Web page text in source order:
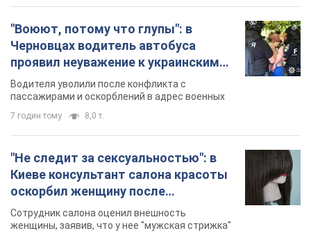
"Воюют, потому что глупы": в
Черновцах водитель автобуса
проявил неуважение к украинским
военным и поплатился за это.
Видео
Водителя уволили после конфликта с
пассажирами и оскорблений в адрес военных
7 годин тому 8,0 т.
"Не следит за сексуальностью": в
Киеве консультант салона красоты
оскорбил женщину после
химиотерапии, разгорелся скандал.
Фото
Сотрудник салона оценил внешность
женщины, заявив, что у нее "мужская стрижка"